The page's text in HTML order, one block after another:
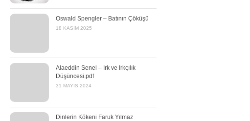
Oswald Spengler – Batının Çöküşü
18 KASIM 2025
Alaeddin Senel – Irk ve Irkçılık
Düşüncesi.pdf
31 MAYIS 2024
Dinlerin Kökeni Faruk Yılmaz